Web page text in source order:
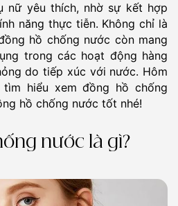
nữ yêu thích, nhờ sự kết hợp
năng thực tiễn. Không chỉ là
hồ chống nước còn mang
trong các hoạt động hàng
do tiếp xúc với nước. Hôm
tìm hiểu xem đồng hồ chống
hồ chống nước tốt nhé!
nước là gì?